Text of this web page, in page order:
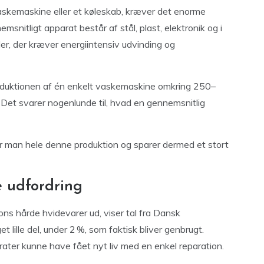
eller et køleskab, kræver det enorme
apparat består af stål, plast, elektronik og i
der kræver energiintensiv udvinding og
af én enkelt vaskemaskine omkring 250–
svarer nogenlunde til, hvad en gennemsnitlig
hele denne produktion og sparer dermed et stort
udfordring
hårde hvidevarer ud, viser tal fra Dansk
lille del, under 2 %, som faktisk bliver genbrugt.
kunne have fået nyt liv med en enkel reparation.